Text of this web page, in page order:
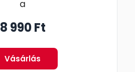
8 990 Ft
Vásárlás